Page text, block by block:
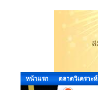
หน้าแรก ตลาดวิเคราะห์